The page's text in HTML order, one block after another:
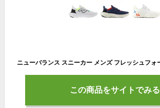
この商品をサイトでみる